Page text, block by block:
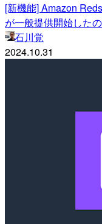
[新機能] Amazon
が一般提供開始した
石川覚
2024.10.31